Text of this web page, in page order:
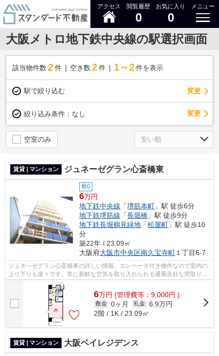
アクセス 閲覧履歴
0
お気に入り
0
メニュー
大阪メトロ地下鉄中央線の駅選択画面
該当物件数 2件 空き数 2 件 1～2 件を表示
駅で絞り込む 変更
絞り込み条件： なし 変更
空室のみ
賃貸 | マンション ジュネーゼグラン心斎橋東
敷0
6万円
地下鉄中央線 「堺筋本町 」駅 徒歩6分
地下鉄堺筋線 「長堀橋 」駅 徒歩9分
地下鉄長堀鶴見緑地 「松屋町 」駅 徒歩10
分
築22年 / 23.09㎡
大阪府大阪市中央区南久宝寺町１丁目6-7
ジュネ―ゼグラン心斎橋東の詳しい情報。エレベータ付き物件なので室内の
上り下りも楽々です。常に新鮮な空気を取り入れられる通風良好な間取りの
マンション。毎日の通勤が快適になるマ...
6万円 (管理費等：9,000円 )
敷金 0ヶ月 礼金 6.9万円
2階 / 1K / 23.09㎡
賃貸 | マンション 大阪ベイレジデンス